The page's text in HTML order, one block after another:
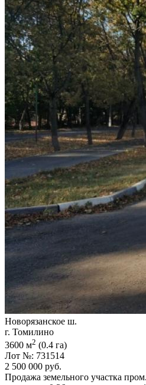
Новорязанское ш.
г. Томилино
3600 м2 (0.4 га)
Лот №: 731514
2 500 000 руб.
Продажа земельного участка